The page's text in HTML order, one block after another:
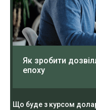
Як зробити
епоху
Що буде з курсом